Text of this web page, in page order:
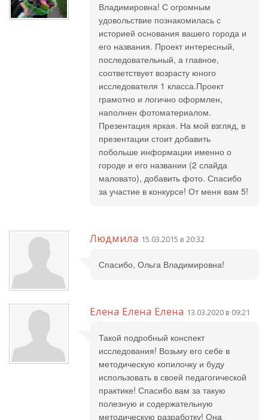
Владимировна! С огромным
удовольствие познакомилась с
историей основания вашего города и
его названия. Проект интересный,
последовательный, а главное,
соответствует возрасту юного
исследователя 1 класса.Проект
грамотно и логично оформлен,
наполнен фотоматериалом.
Презентация яркая. На мой взгляд, в
презентации стоит добавить
побольше информации именно о
городе и его названии (2 слайда
маловато), добавить фото. Спасибо
за участие в конкурсе! От меня вам 5!
Людмила 15.03.2015 в 20:32
Спасибо, Ольга Владимировна!
Елена Елена Елена 13.03.2020 в 09:21
Такой подробный конспект
исследования! Возьму его себе в
методическую копилочку и буду
использовать в своей педагогической
практике! Спасибо вам за такую
полезную и содержательную
методическую разработку! Она